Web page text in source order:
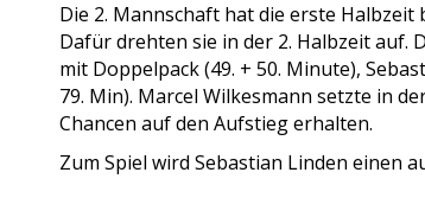
Die 2. Mannschaft hat die erste Halbzeit
Dafür drehten sie in der 2. Halbzeit auf.
mit Doppelpack (49. + 50. Minute),
79. Min). Marcel Wilkesmann setzte in
Chancen auf den Aufstieg erhalten.
Zum Spiel wird Sebastian Linden einen